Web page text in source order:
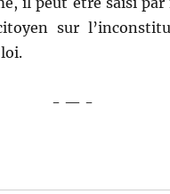
sur
- — -